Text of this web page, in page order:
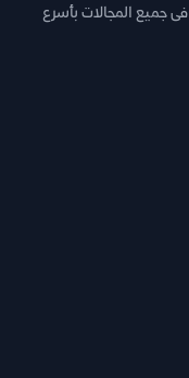
والروايات والقصص وغيرها من كتب مجانية pdf فى جميع المجالات بأسرع